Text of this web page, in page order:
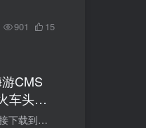
901 15
CMS
车头发
火车头采集发布，一键完成，图片直接下载到你的服务器。 自带Google翻译APIkey，无需额外费用。 Locoy 接口文件放在网站admin目录下；.wpm模块放在火车头module目录下，根据自己网站域名创建发...